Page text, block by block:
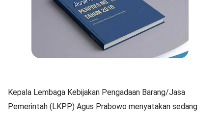
Kepala Lembaga Kebijakan Pengadaan Barang/Jasa
Pemerintah (LKPP) Agus Prabowo menyatakan sedang